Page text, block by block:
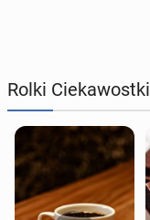
Rolki Ciekawostki